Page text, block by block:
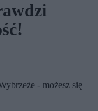
- możesz się